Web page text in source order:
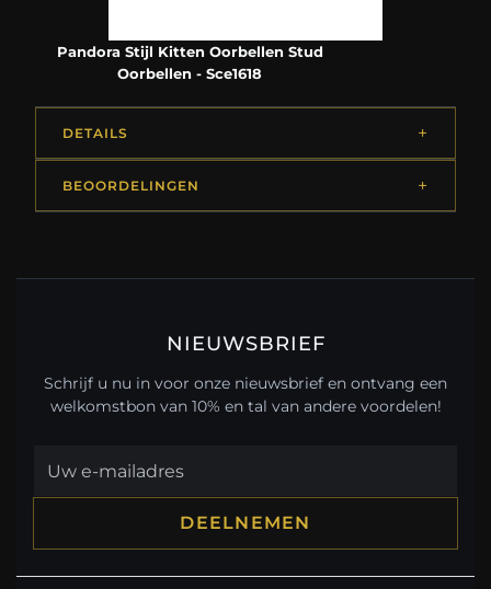
Pandora Stijl Kitten Oorbellen Stud
Oorbellen - Sce1618
DETAILS
BEOORDELINGEN
NIEUWSBRIEF
Schrijf u nu in voor onze nieuwsbrief en ontvang een
welkomstbon van 10% en tal van andere voordelen!
DEELNEMEN